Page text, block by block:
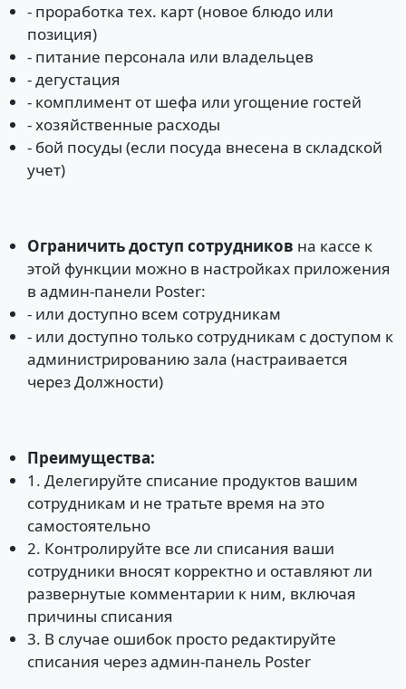
- проработка тех. карт (новое блюдо или
позиция)
- питание персонала или владельцев
- дегустация
- комплимент от шефа или угощение гостей
- хозяйственные расходы
- бой посуды (если посуда внесена в складской
учет)
Ограничить доступ сотрудников на кассе к
этой функции можно в настройках приложения
в админ-панели Poster:
- или доступно всем сотрудникам
- или доступно только сотрудникам с доступом к
администрированию зала (настраивается
через Должности)
Преимущества:
1. Делегируйте списание продуктов вашим
сотрудникам и не тратьте время на это
самостоятельно
2. Контролируйте все ли списания ваши
сотрудники вносят корректно и оставляют ли
развернутые комментарии к ним, включая
причины списания
3. В случае ошибок просто редактируйте
списания через админ-панель Poster